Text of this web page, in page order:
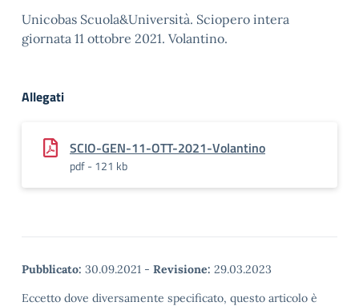
Unicobas Scuola&Università. Sciopero intera
giornata 11 ottobre 2021. Volantino.
Allegati
SCIO-GEN-11-OTT-2021-Volantino
pdf - 121 kb
Pubblicato: 30.09.2021 - Revisione: 29.03.2023
Eccetto dove diversamente specificato, questo articolo è